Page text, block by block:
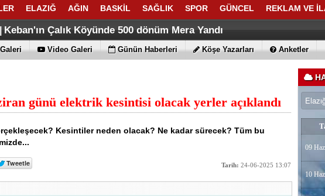
ELAZIĞ AĞIN BASKİL SAĞLIK SPOR GÜNCEL REKLAM VE
ELAZIĞ İHRACATTA TARİH YAZDI
Keban Emniyeti Yaz Kuran Kursunda Trafik Eğitimi verdi
Keban'ın Çalık Köyünde 500 dönüm Mera Yandı
Video Galeri Günün Haberleri Köşe Yazarları Anketler
günü elektrik kesintisi olacak yerler açıklandı
Kesintiler neden olacak? Ne kadar sürecek? Tüm bu
Tarih: 24-06-2025 13:07
09
10